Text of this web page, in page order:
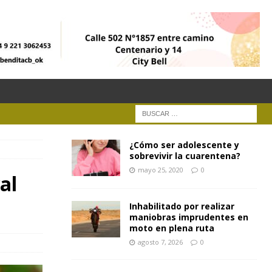
¿Cómo ser adolescente y
sobrevivir la cuarentena?
mayo 25, 2020 0
Inhabilitado por realizar
maniobras imprudentes en
moto en plena ruta
agosto 7, 2026 0